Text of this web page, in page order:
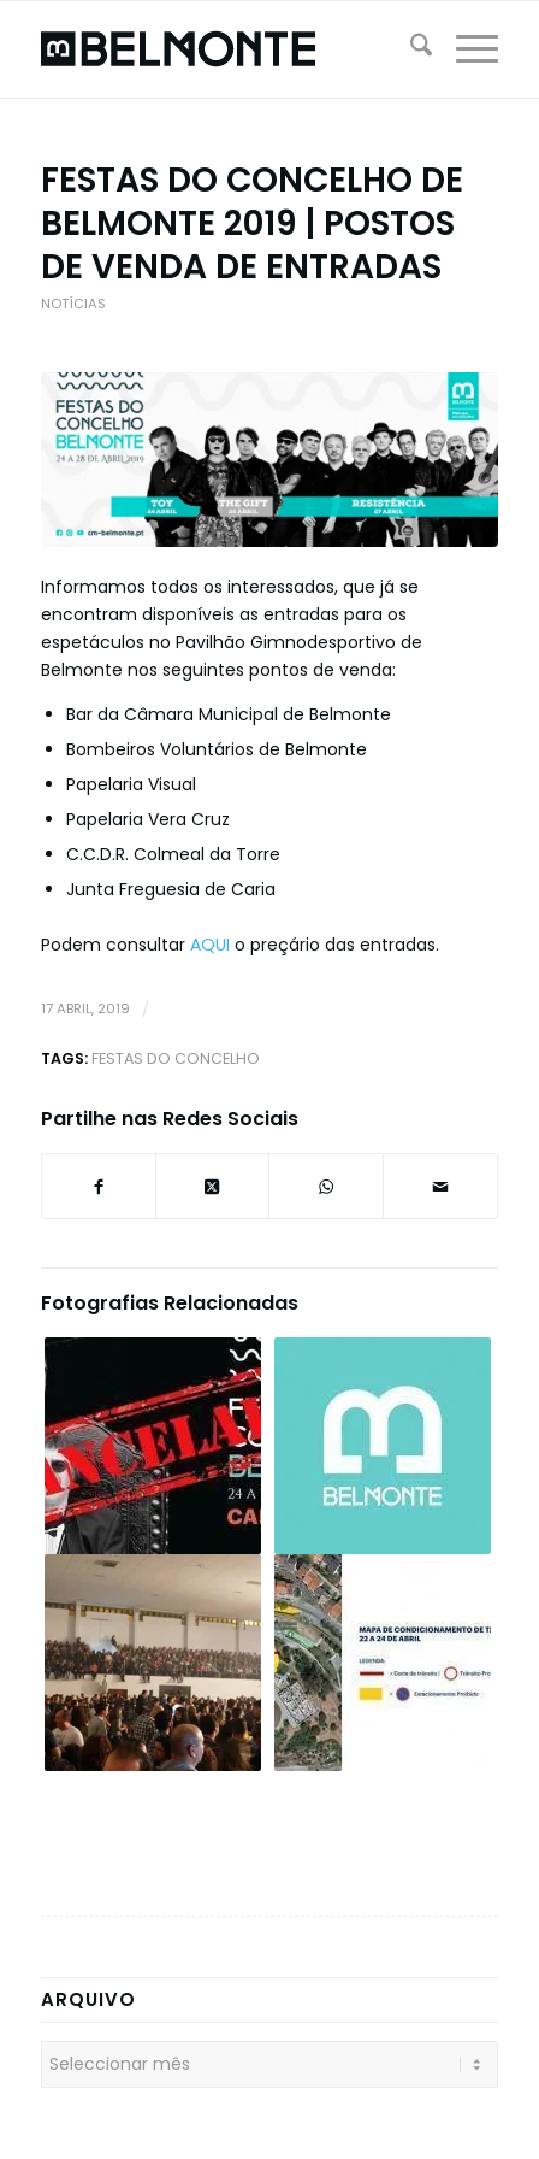
FESTAS DO CONCELHO DE
BELMONTE 2019 | POSTOS
DE VENDA DE ENTRADAS
NOTÍCIAS
Informamos todos os interessados, que já se
encontram disponíveis as entradas para os
espetáculos no Pavilhão Gimnodesportivo de
Belmonte nos seguintes pontos de venda:
Bar da Câmara Municipal de Belmonte
Bombeiros Voluntários de Belmonte
Papelaria Visual
Papelaria Vera Cruz
C.C.D.R. Colmeal da Torre
Junta Freguesia de Caria
Podem consultar AQUI o preçário das entradas.
17 ABRIL, 2019 /
TAGS: FESTAS DO CONCELHO
Partilhe nas Redes Sociais
Fotografias Relacionadas
ARQUIVO